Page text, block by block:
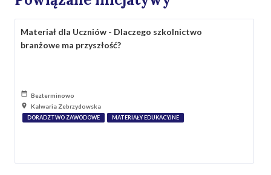
Materiał dla Uczniów - Dlaczego szkolnictwo
branżowe ma przyszłość?
Bezterminowo
Kalwaria Zebrzydowska
DORADZTWO ZAWODOWE MATERIAŁY EDUKACYJNE